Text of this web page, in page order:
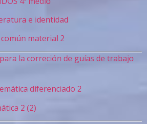
e identidad
material 2
la correción de guías de trabajo
diferenciado 2
2 (2)